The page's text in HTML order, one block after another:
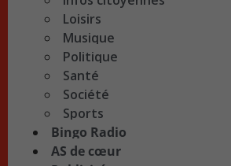
Loisirs
Musique
Politique
Santé
Société
Sports
Bingo Radio
AS de cœur